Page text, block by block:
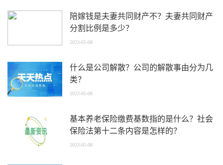
陪嫁钱是夫妻共同财产不？夫妻共同财产
分割比例是多少？
2023-05-08
什么是公司解散？公司的解散事由分为几
类？
2023-05-08
基本养老保险缴费基数指的是什么？社会
保险法第十二条内容是怎样的？
2023-05-08